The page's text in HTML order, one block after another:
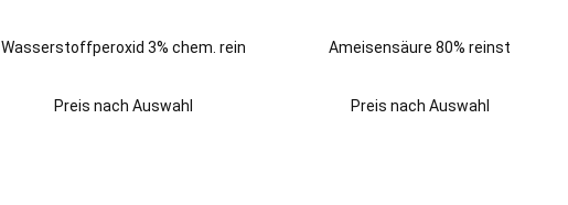
Wasserstoffperoxid 3% chem. rein
Preis nach Auswahl
Ameisensäure 80% reinst
Preis nach Auswahl